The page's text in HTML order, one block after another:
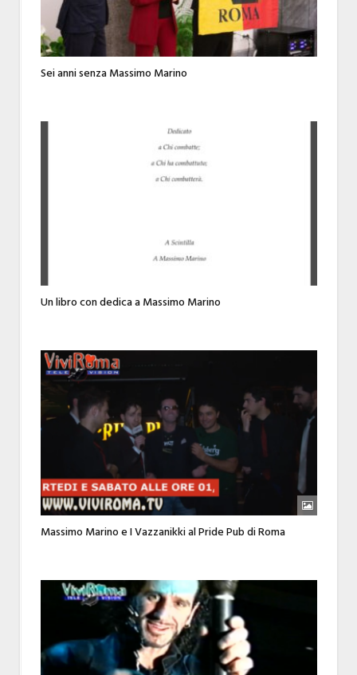
Sei anni senza Massimo Marino
Un libro con dedica a Massimo Marino
Massimo Marino e I Vazzanikki al Pride Pub di Roma